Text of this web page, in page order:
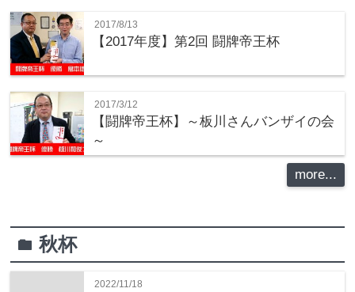
2017/8/13
【2017年度】第2回 闘牌帝王杯
2017/3/12
【闘牌帝王杯】～板川さんバンザイの会
～
more...
folder秋杯
2022/11/18